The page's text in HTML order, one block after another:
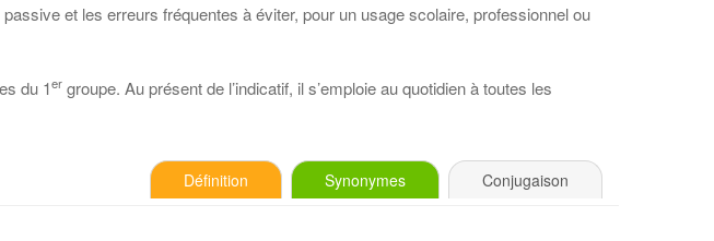
et les erreurs fréquentes à éviter, pour un usage scolaire, professionnel ou
du 1er groupe. Au présent de l’indicatif, il s’emploie au quotidien à toutes les
Définition Synonymes Conjugaison